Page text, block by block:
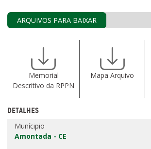
ARQUIVOS PARA BAIXAR
Memorial
Descritivo da RPPN
Mapa Arquivo
DETALHES
Munícipio
Amontada - CE